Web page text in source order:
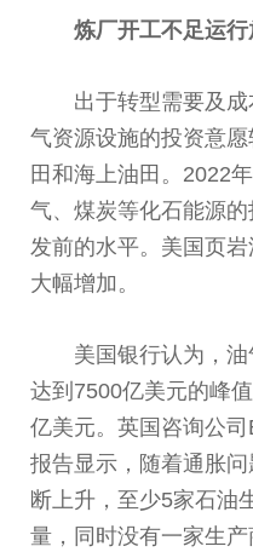
炼厂开工不足运行
出于转型需要及
气资源设施的投资意
田和海上油田。2022
气、煤炭等化石能源的
发前的水平。美国页
大幅增加。
美国银行认为，
达到7500亿美元的峰
亿美元。英国咨询公
报告显示，随着通胀问
断上升，至少5家石油
量，同时没有一家生产